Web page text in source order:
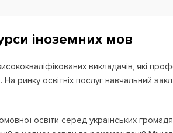
іноземних мов
викладачів, які
ринку освітніх послуг навчальний
освіти серед українських